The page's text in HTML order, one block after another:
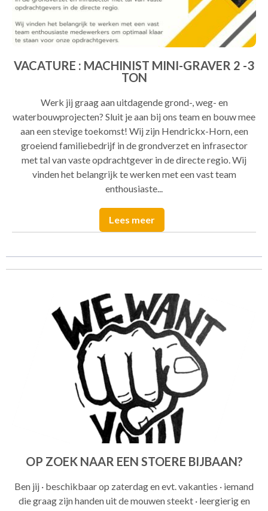
VACATURE : MACHINIST MINI-GRAVER 2 -3
TON
Werk jij graag aan uitdagende grond-, weg- en
waterbouwprojecten? Sluit je aan bij ons team en bouw mee
aan een stevige toekomst! Wij zijn Hendrickx-Horn, een
groeiend familiebedrijf in de grondverzet en infrasector
met tal van vaste opdrachtgever in de directe regio. Wij
vinden het belangrijk te werken met een vast team
enthousiaste...
Lees meer
OP ZOEK NAAR EEN STOERE BIJBAAN?
Ben jij · beschikbaar op zaterdag en evt. vakanties · iemand
die graag zijn handen uit de mouwen steekt · leergierig en